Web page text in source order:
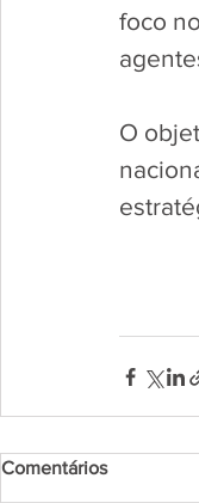
foco
O
Comentários